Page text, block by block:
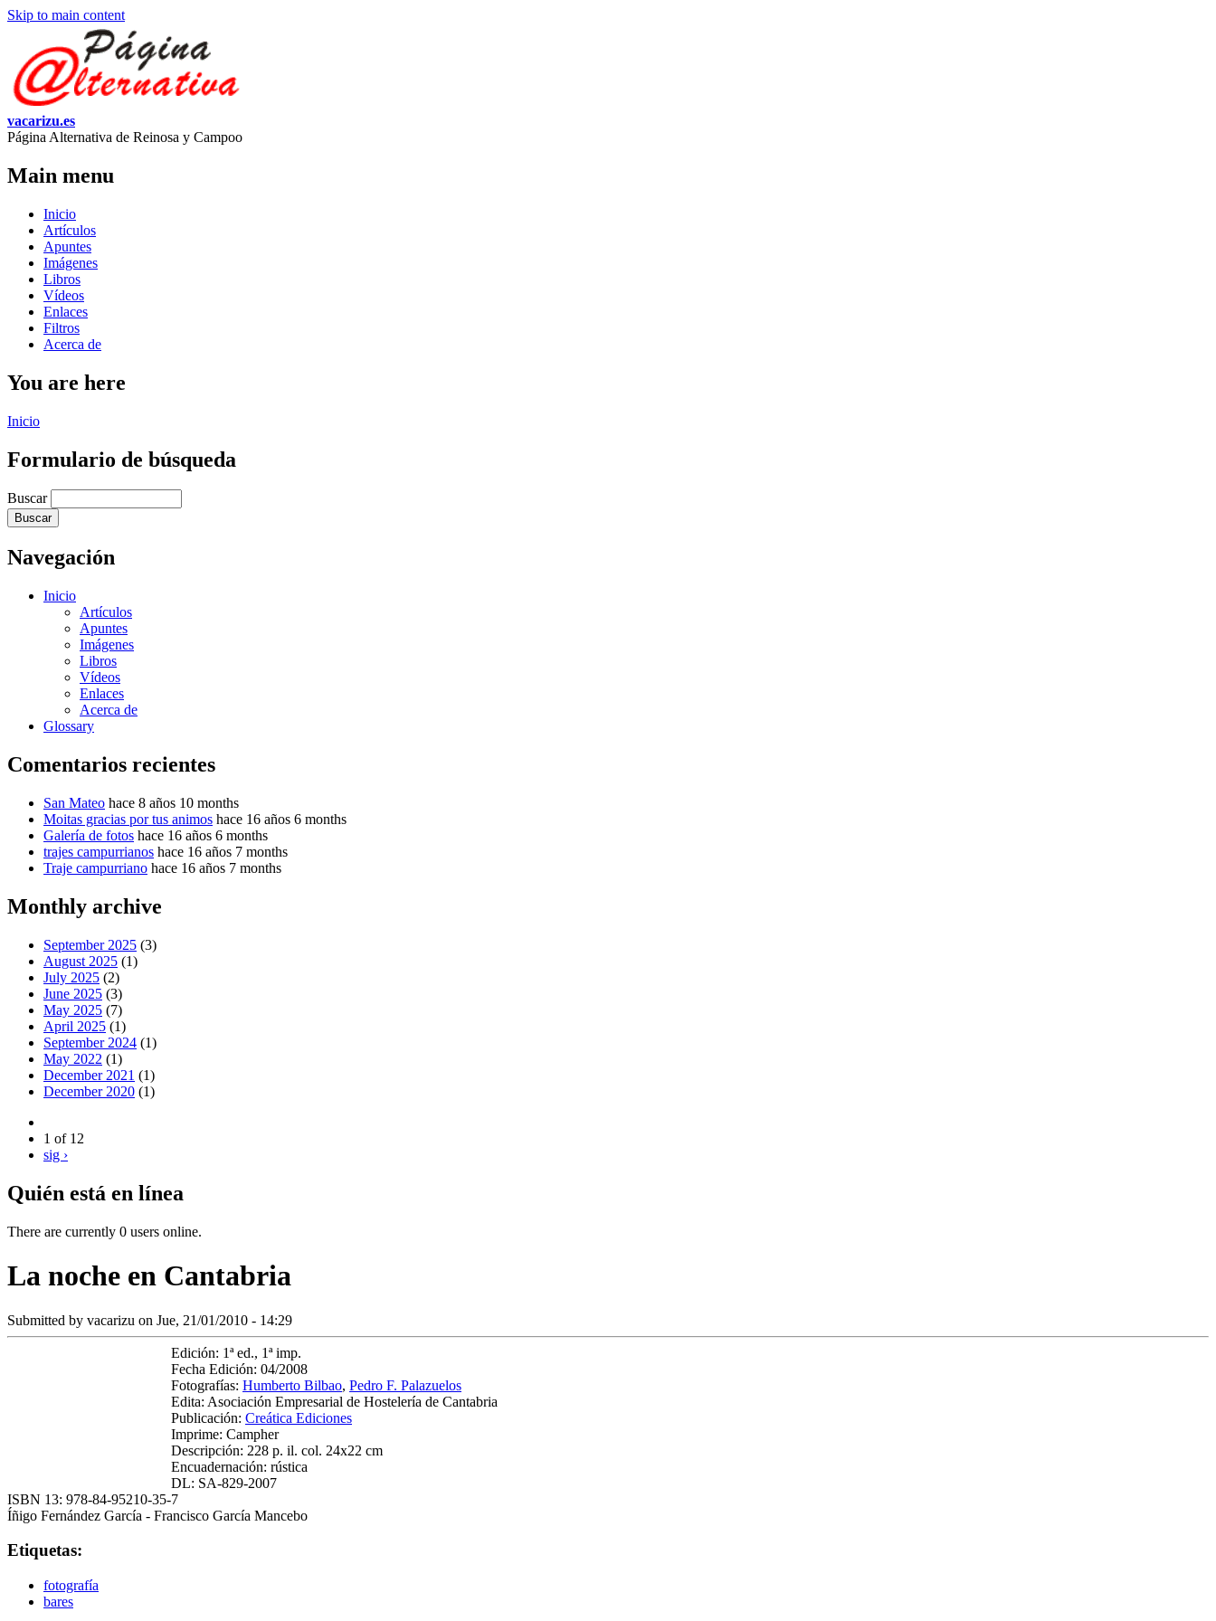
Skip to main content
vacarizu.es
Página Alternativa de Reinosa y Campoo
Main menu
Inicio
Artículos
Apuntes
Imágenes
Libros
Vídeos
Enlaces
Filtros
Acerca de
You are here
Inicio
Formulario de búsqueda
Buscar
Navegación
Inicio
Artículos
Apuntes
Imágenes
Libros
Vídeos
Enlaces
Acerca de
Glossary
Comentarios recientes
San Mateo hace 8 años 10 months
Moitas gracias por tus animos hace 16 años 6 months
Galería de fotos hace 16 años 6 months
trajes campurrianos hace 16 años 7 months
Traje campurriano hace 16 años 7 months
Monthly archive
September 2025 (3)
August 2025 (1)
July 2025 (2)
June 2025 (3)
May 2025 (7)
April 2025 (1)
September 2024 (1)
May 2022 (1)
December 2021 (1)
December 2020 (1)
1 of 12
sig ›
Quién está en línea
There are currently 0 users online.
La noche en Cantabria
Submitted by vacarizu on Jue, 21/01/2010 - 14:29
Edición: 1ª ed., 1ª imp.
Fecha Edición: 04/2008
Fotografías: Humberto Bilbao, Pedro F. Palazuelos
Edita: Asociación Empresarial de Hostelería de Cantabria
Publicación: Creática Ediciones
Imprime: Campher
Descripción: 228 p. il. col. 24x22 cm
Encuadernación: rústica
DL: SA-829-2007
ISBN 13: 978-84-95210-35-7
Íñigo Fernández García - Francisco García Mancebo
Etiquetas:
fotografía
bares